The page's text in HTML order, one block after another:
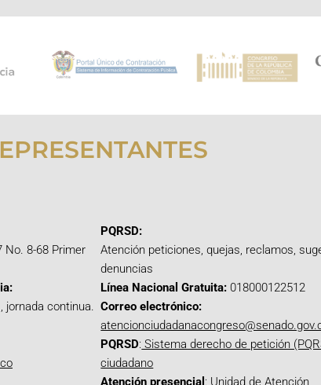
No. 8-68 Primer
jornada continua.
PQRSD:
Atención peticiones, quejas, reclamos,
denuncias
Línea Nacional Gratuita: 018000122512
Correo electrónico:
PQRSD: Sistema derecho de petición
ciudadano
Atención presencial : Unidad de Atención